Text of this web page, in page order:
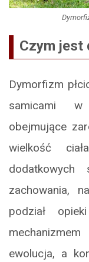
Czym jest
Dymorfizm
samicami
obejmujące
wielkość
zachowania,
podział
ewolucja, a